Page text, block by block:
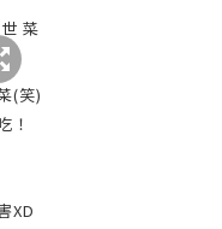
(笑)
！
XD